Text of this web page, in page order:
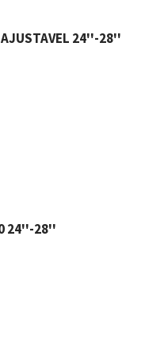
AJUSTAVEL 24''-28''
24''-28''